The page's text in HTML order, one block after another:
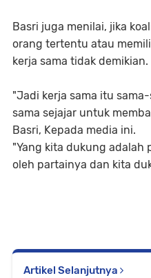
Basri juga menilai, jika
orang tertentu atau
kerja sama tidak demikian.
"Jadi kerja sama itu
sama sejajar untuk
Basri, Kepada media ini.
"Yang kita dukung adalah
oleh partainya dan kita
Artikel Selanjutnya